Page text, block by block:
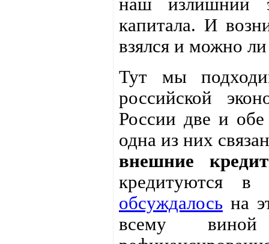
наш излишний
капитала. И
взялся и можно
Тут мы
российской
России две и
одна из них
внешние
кредитуются
обсуждалось на
всему виной